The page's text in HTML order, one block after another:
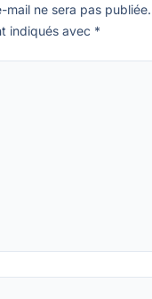
mail ne sera pas publiée.
indiqués avec *